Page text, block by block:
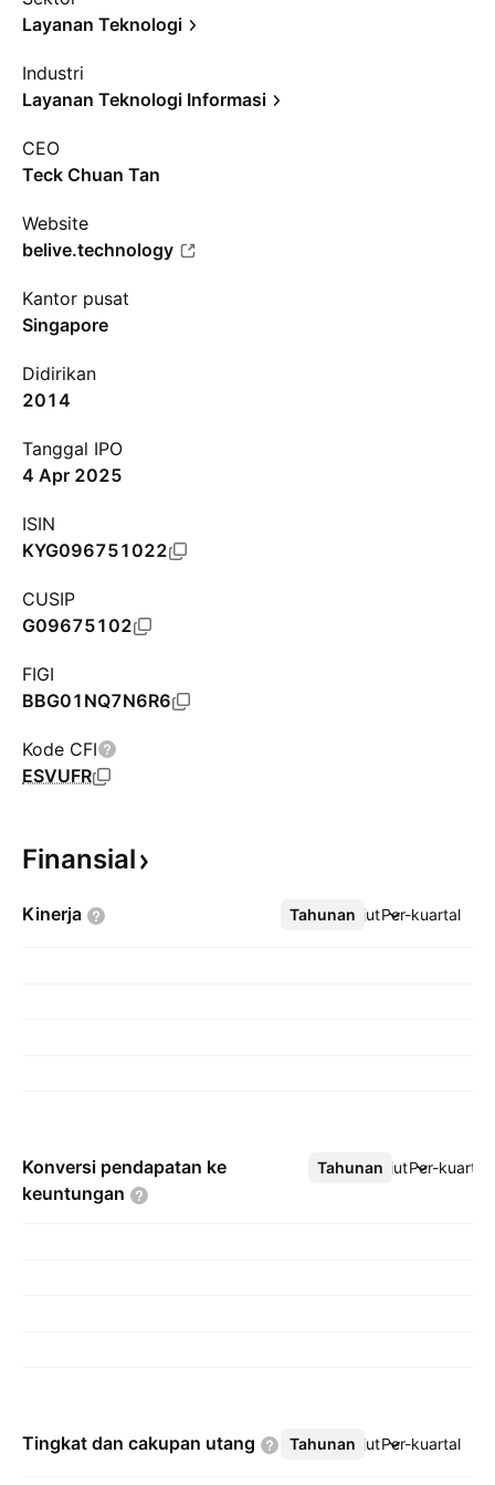
Layanan Teknologi
Industri
Layanan Teknologi Informasi
CEO
Teck Chuan Tan
Website
belive.technology
Kantor pusat
Singapore
Didirikan
2014
Tanggal IPO
4 Apr 2025
ISIN
KYG096751022
CUSIP
G09675102
FIGI
BBG01NQ7N6R6
Kode CFI
ESVUFR
Finansial
Kinerja Tahunan Per-kuartal
Lebih lanjut
Konversi pendapatan ke
keuntungan
Tahunan Per-kuartal
Lebih lanjut
Tingkat dan cakupan utang Tahunan Per-kuartal
Lebih lanjut